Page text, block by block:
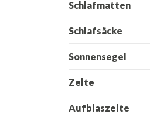
Schlafmatten
Schlafsäcke
Sonnensegel
Zelte
Aufblaszelte